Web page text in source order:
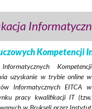
Kompetencji
uzyskanie w trybie online w
Informatycznych EITCA w
pracy kwalifikacji IT (tzw.
w Brukseli przez Instytut